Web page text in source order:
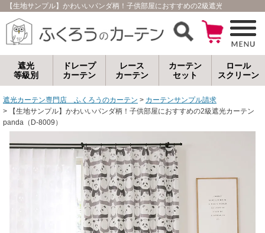
【生地サンプル】かわいいパンダ柄！子供部屋におすすめの2級遮光カーテン
遮光
等級別
ドレープ
カーテン
レース
カーテン
カーテン
セット
ロール
スクリーン
遮光カーテン専門店 ふくろうのカーテン
カーテンサンプル請求
【生地サンプル】かわいいパンダ柄！子供部屋におすすめの2級遮光カーテン
panda（D-8009）